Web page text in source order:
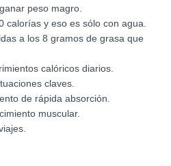
peso magro.
calorías y eso es sólo con agua.
a los 8 gramos de grasa que
calóricos diarios.
claves.
de rápida absorción.
muscular.